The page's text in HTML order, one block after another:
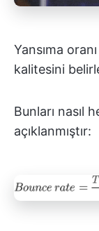
Yansıma
kalitesini
Bunları nasıl
açıklanmıştır: